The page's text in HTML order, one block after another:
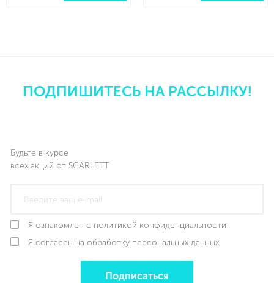
ПОДПИШИТЕСЬ НА РАССЫЛКУ!
Будьте в курсе
всех акций от SCARLETT
Я ознакомлен с политикой конфиденциальности
Я согласен на обработку персональных данных
Подписаться